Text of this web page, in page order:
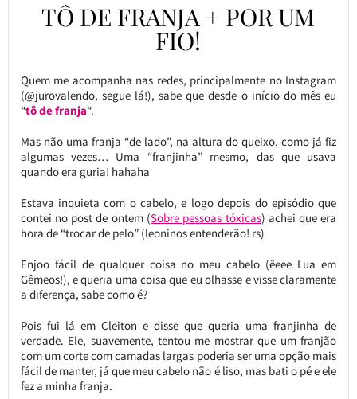
TÔ DE FRANJA + POR UM
FIO!
Quem me acompanha nas redes, principalmente no Instagram
(@jurovalendo, segue lá!), sabe que desde o início do mês eu
“tô de franja“.
Mas não uma franja “de lado”, na altura do queixo, como já fiz
algumas vezes… Uma “franjinha” mesmo, das que usava
quando era guria! hahaha
Estava inquieta com o cabelo, e logo depois do episódio que
contei no post de ontem (Sobre pessoas tóxicas) achei que era
hora de “trocar de pelo” (leoninos entenderão! rs)
Enjoo fácil de qualquer coisa no meu cabelo (êeee Lua em
Gêmeos!), e queria uma coisa que eu olhasse e visse claramente
a diferença, sabe como é?
Pois fui lá em Cleiton e disse que queria uma franjinha de
verdade. Ele, suavemente, tentou me mostrar que um franjão
com um corte com camadas largas poderia ser uma opção mais
fácil de manter, já que meu cabelo não é liso, mas bati o pé e ele
fez a minha franja.